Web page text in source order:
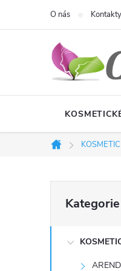
O nás Kontakty
Domů
o
kategorie
Kategorie